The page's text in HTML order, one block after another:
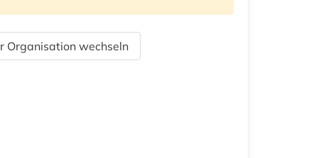
Organisation wechseln